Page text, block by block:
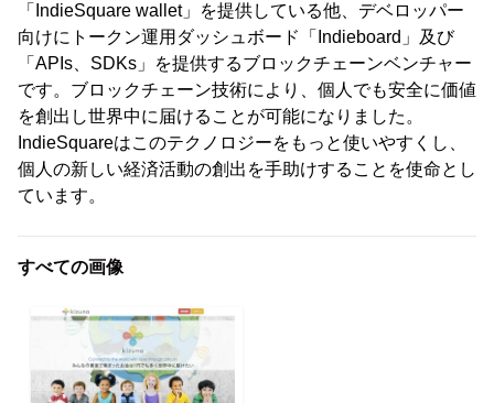
「IndieSquare wallet」を提供している他、デベロッパー
向けにトークン運用ダッシュボード「Indieboard」及び
「APIs、SDKs」を提供するブロックチェーンベンチャー
です。ブロックチェーン技術により、個人でも安全に価値
を創出し世界中に届けることが可能になりました。
IndieSquareはこのテクノロジーをもっと使いやすくし、
個人の新しい経済活動の創出を手助けすることを使命とし
ています。
すべての画像